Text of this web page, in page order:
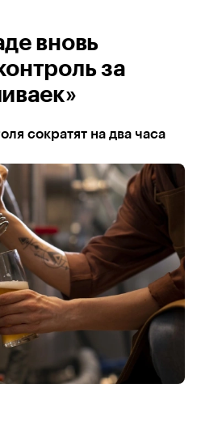
вновь
за
сократят на два часа